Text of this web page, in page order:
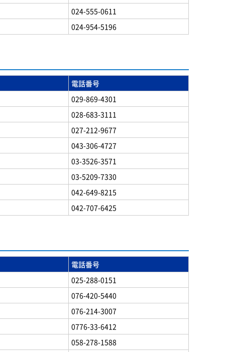
024-555-0611
024-954-5196
電話番号
029-869-4301
028-683-3111
027-212-9677
043-306-4727
03-3526-3571
03-5209-7330
042-649-8215
042-707-6425
電話番号
025-288-0151
076-420-5440
076-214-3007
0776-33-6412
058-278-1588